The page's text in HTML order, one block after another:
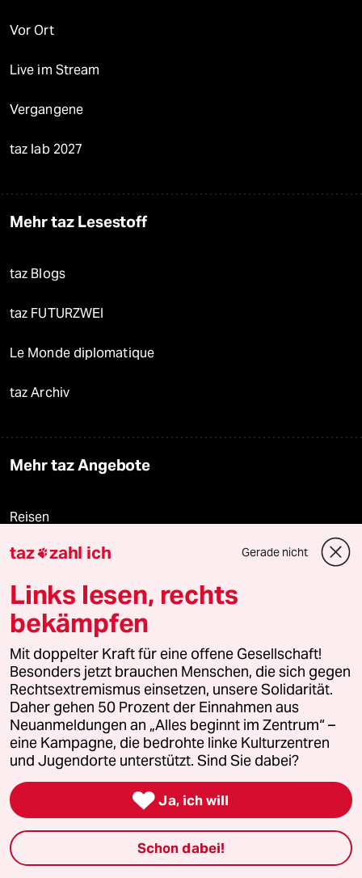
Vor Ort
Live im Stream
Vergangene
taz lab 2027
Mehr taz Lesestoff
taz Blogs
taz FUTURZWEI
Le Monde diplomatique
taz Archiv
Mehr taz Angebote
Reisen
Kantine
Shop
Anzeigen
Fragen & Hilfe
Feedback
Aboservice
ePaper Login
taz zahl ich Gerade nicht
Links lesen, rechts
bekämpfen
Mit doppelter Kraft für eine offene Gesellschaft!
Besonders jetzt brauchen Menschen, die sich gegen
Rechtsextremismus einsetzen, unsere Solidarität.
Daher gehen 50 Prozent der Einnahmen aus
Neuanmeldungen an „Alles beginnt im Zentrum“ –
eine Kampagne, die bedrohte linke Kulturzentren
und Jugendorte unterstützt. Sind Sie dabei?
 Ja, ich will
Schon dabei!